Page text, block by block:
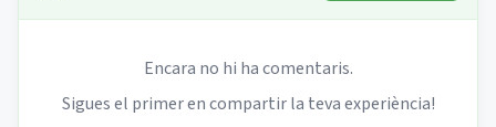
Encara no hi ha comentaris.
Sigues el primer en compartir la teva experiència!